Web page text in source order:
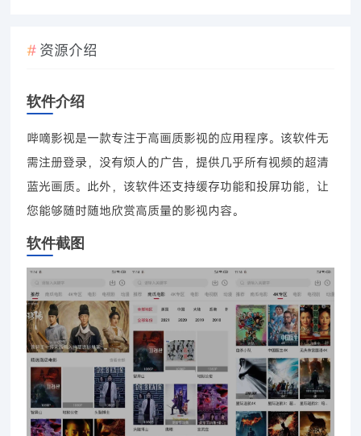
资源介绍
软件介绍
哔嘀影视是一款专注于高画质影视的应用程序。该软件无
需注册登录，没有烦人的广告，提供几乎所有视频的超清
蓝光画质。此外，该软件还支持缓存功能和投屏功能，让
您能够随时随地欣赏高质量的影视内容。
软件截图